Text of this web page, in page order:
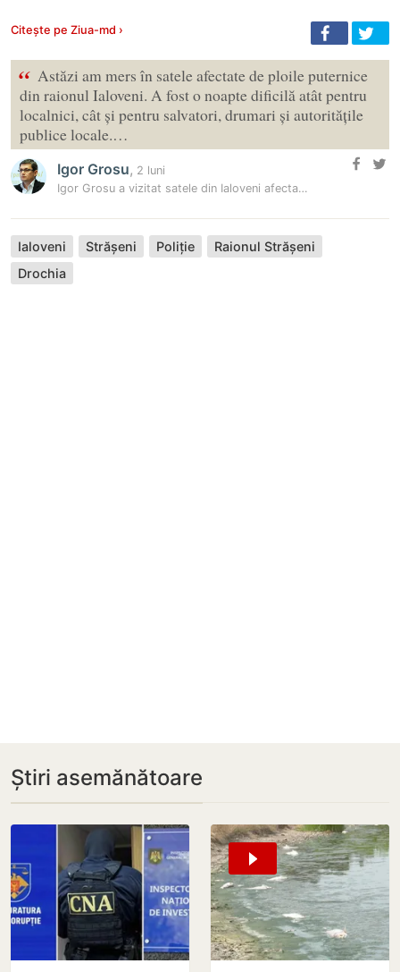
Citește pe Ziua-md ›
“ Astăzi am mers în satele afectate de ploile puternice
din raionul Ialoveni. A fost o noapte dificilă atât pentru
localnici, cât și pentru salvatori, drumari și autoritățile
publice locale.…
Igor Grosu, 2 luni
Igor Grosu a vizitat satele din Ialoveni afectate de ploi: Peste 100…
Ialoveni Strășeni Poliție
Raionul Strășeni
Drochia
Știri asemănătoare